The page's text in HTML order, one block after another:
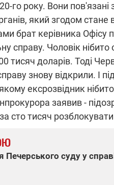
го року. Вони
який згодом
брат керівника Офісу
справу. Чоловік
тисяч доларів. Тоді
знову відкрили. І
ексрозвідник
заявив -
сто тисяч
Печерського суду у